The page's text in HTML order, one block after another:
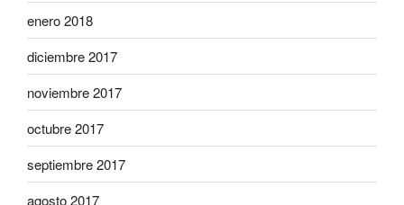
enero 2018
diciembre 2017
noviembre 2017
octubre 2017
septiembre 2017
agosto 2017